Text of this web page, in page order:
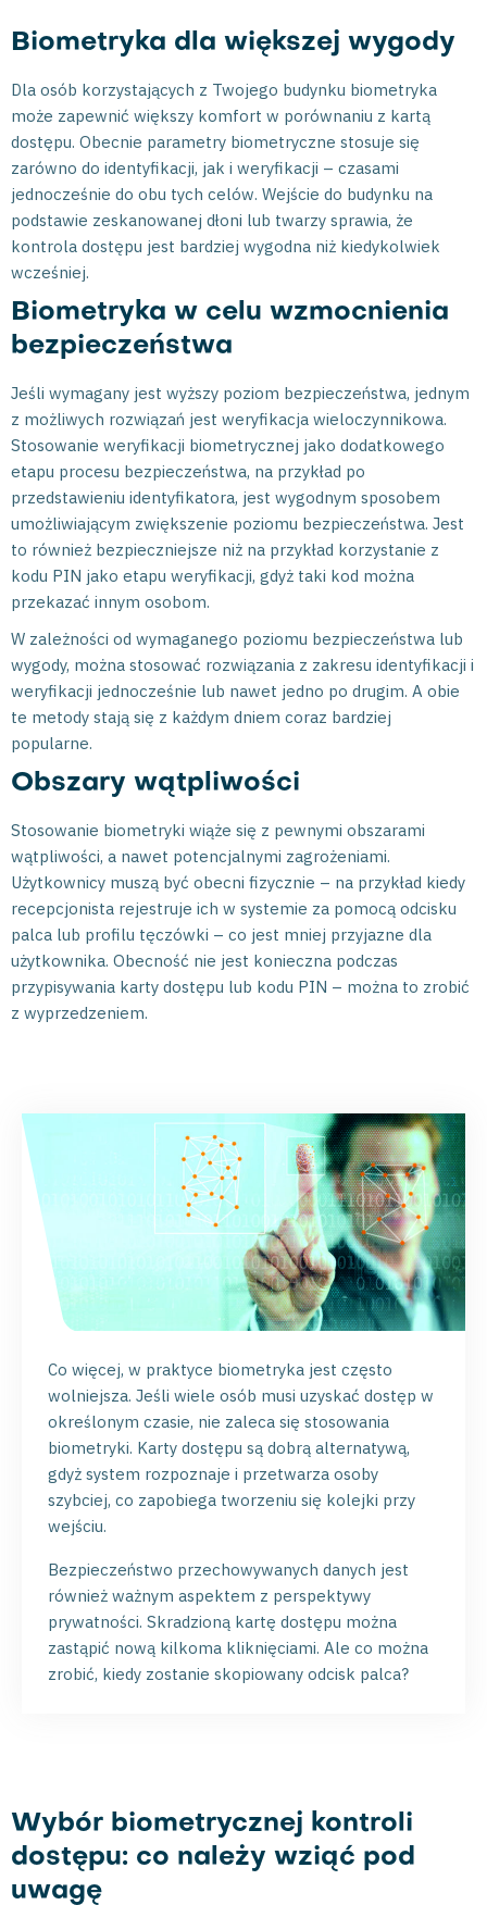
Biometryka dla większej wygody
Dla osób korzystających z Twojego budynku biometryka
może zapewnić większy komfort w porównaniu z kartą
dostępu. Obecnie parametry biometryczne stosuje się
zarówno do identyfikacji, jak i weryfikacji – czasami
jednocześnie do obu tych celów. Wejście do budynku na
podstawie zeskanowanej dłoni lub twarzy sprawia, że
kontrola dostępu jest bardziej wygodna niż kiedykolwiek
wcześniej.
Biometryka w celu wzmocnienia
bezpieczeństwa
Jeśli wymagany jest wyższy poziom bezpieczeństwa, jednym
z możliwych rozwiązań jest weryfikacja wieloczynnikowa.
Stosowanie weryfikacji biometrycznej jako dodatkowego
etapu procesu bezpieczeństwa, na przykład po
przedstawieniu identyfikatora, jest wygodnym sposobem
umożliwiającym zwiększenie poziomu bezpieczeństwa. Jest
to również bezpieczniejsze niż na przykład korzystanie z
kodu PIN jako etapu weryfikacji, gdyż taki kod można
przekazać innym osobom.
W zależności od wymaganego poziomu bezpieczeństwa lub
wygody, można stosować rozwiązania z zakresu identyfikacji i
weryfikacji jednocześnie lub nawet jedno po drugim. A obie
te metody stają się z każdym dniem coraz bardziej
popularne.
Obszary wątpliwości
Stosowanie biometryki wiąże się z pewnymi obszarami
wątpliwości, a nawet potencjalnymi zagrożeniami.
Użytkownicy muszą być obecni fizycznie – na przykład kiedy
recepcjonista rejestruje ich w systemie za pomocą odcisku
palca lub profilu tęczówki – co jest mniej przyjazne dla
użytkownika. Obecność nie jest konieczna podczas
przypisywania karty dostępu lub kodu PIN – można to zrobić
z wyprzedzeniem.
Co więcej, w praktyce biometryka jest często
wolniejsza. Jeśli wiele osób musi uzyskać dostęp w
określonym czasie, nie zaleca się stosowania
biometryki. Karty dostępu są dobrą alternatywą,
gdyż system rozpoznaje i przetwarza osoby
szybciej, co zapobiega tworzeniu się kolejki przy
wejściu.
Bezpieczeństwo przechowywanych danych jest
również ważnym aspektem z perspektywy
prywatności. Skradzioną kartę dostępu można
zastąpić nową kilkoma kliknięciami. Ale co można
zrobić, kiedy zostanie skopiowany odcisk palca?
Wybór biometrycznej kontroli
dostępu: co należy wziąć pod
uwagę